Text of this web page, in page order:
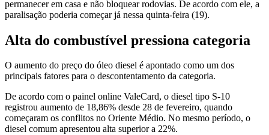
permanecer em casa e não bloquear rodovias. De acordo com ele, a
paralisação poderia começar já nessa quinta-feira (19).
Alta do combustível pressiona categoria
O aumento do preço do óleo diesel é apontado como um dos
principais fatores para o descontentamento da categoria.
De acordo com o painel online ValeCard, o diesel tipo S-10
registrou aumento de 18,86% desde 28 de fevereiro, quando
começaram os conflitos no Oriente Médio. No mesmo período, o
diesel comum apresentou alta superior a 22%.